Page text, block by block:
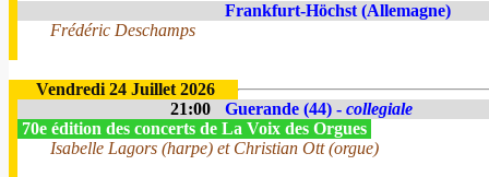
Frankfurt-Höchst (Allemagne)
Frédéric Deschamps
Vendredi 24 Juillet 2026
21:00
Guerande (44) - collegiale
70e édition des concerts de La Voix des Orgues
Isabelle Lagors (harpe) et Christian Ott (orgue)